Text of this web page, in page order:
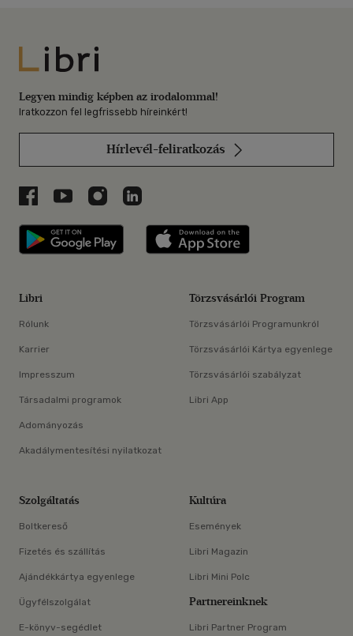
Libri
Legyen mindig képben az irodalommal!
Iratkozzon fel legfrissebb híreinkért!
Hírlevél-feliratkozás
Libri a Facebookon
Libri a Youtube-on
Libri az Instagramon
Libri a LinkedInen
Libri applikáció Szerezd meg: Google
Libri
Rólunk
Karrier
Impresszum
Társadalmi programok
Adományozás
Akadálymentesítési nyilatkozat
Törzsvásárlói Program
Törzsvásárlói Programunkról
Törzsvásárlói Kártya egyenlege
Törzsvásárlói szabályzat
Libri App
Szolgáltatás
Boltkereső
Fizetés és szállítás
Ajándékkártya egyenlege
Ügyfélszolgálat
E-könyv-segédlet
Kultúra
Események
Libri Magazin
Libri Mini Polc
Partnereinknek
Libri Partner Program